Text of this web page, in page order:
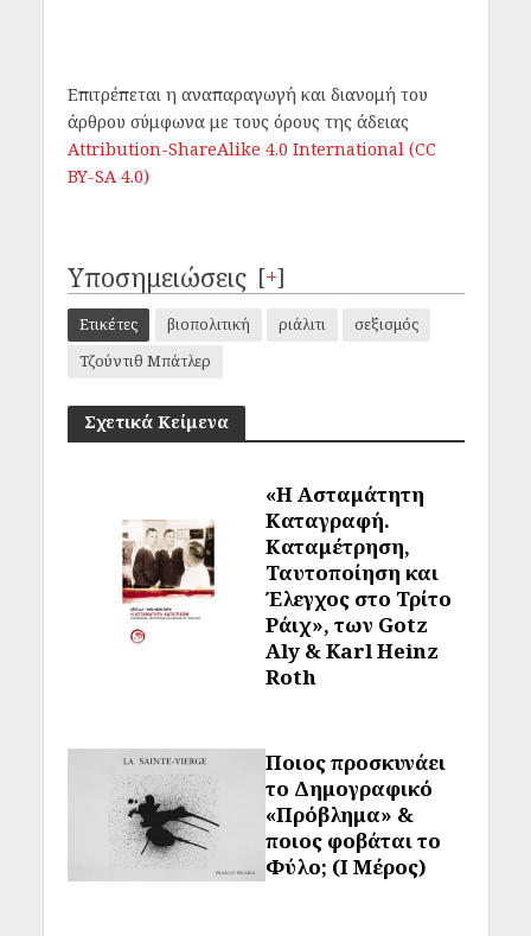
Επιτρέπεται η αναπαραγωγή και διανομή του
άρθρου σύμφωνα με τους όρους της άδειας
Attribution-ShareAlike 4.0 International (CC
BY-SA 4.0)
Υποσημειώσεις [+]
Ετικέτες βιοπολιτική ριάλιτι
σεξισμός
Τζούντιθ Μπάτλερ
Σχετικά Κείμενα
«Η Ασταμάτητη
Καταγραφή.
Καταμέτρηση,
Ταυτοποίηση και
Έλεγχος στο Τρίτο
Ράιχ», των Gotz
Aly & Karl Heinz
Roth
Ποιος προσκυνάει
το Δημογραφικό
«Πρόβλημα» &
ποιος φοβάται το
Φύλο; (Ι Μέρος)